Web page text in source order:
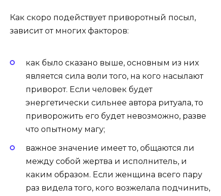
Как скоро подействует приворотный посыл,
зависит от многих факторов:
как было сказано выше, основным из них
является сила воли того, на кого насылают
приворот. Если человек будет
энергетически сильнее автора ритуала, то
приворожить его будет невозможно, разве
что опытному магу;
важное значение имеет то, общаются ли
между собой жертва и исполнитель, и
каким образом. Если женщина всего пару
раз видела того, кого возжелала подчинить,